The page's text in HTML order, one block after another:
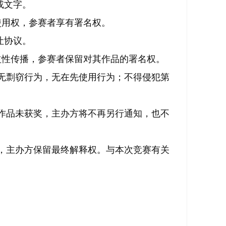
字。
权，参赛者享有署名权。
议。
传播，参赛者保留对其作品的署名权。
剽窃行为，无在先使用行为；不得侵犯第
品未获奖，主办方将不再另行通知，也不
主办方保留最终解释权。与本次竞赛有关